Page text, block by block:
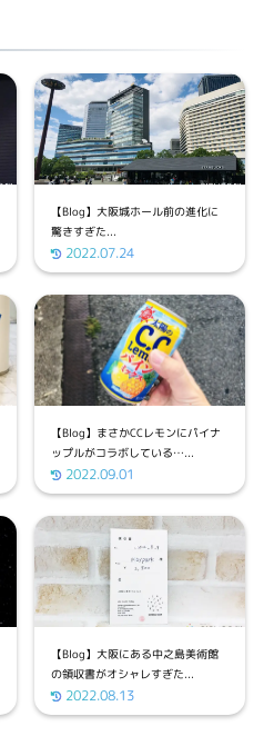
【Blog】大阪城ホール前の進化に
驚きすぎた...
2022.07.24
【Blog】まさかCCレモンにパイナ
ップルがコラボしている…...
2022.09.01
【Blog】大阪にある中之島美術館
の領収書がオシャレすぎた...
2022.08.13